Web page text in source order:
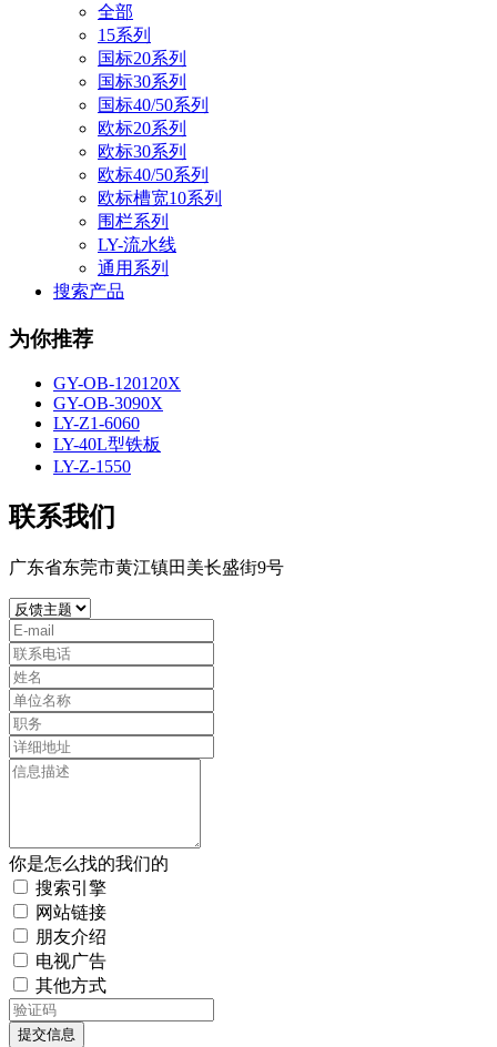
全部
15系列
国标20系列
国标30系列
国标40/50系列
欧标20系列
欧标30系列
欧标40/50系列
欧标槽宽10系列
围栏系列
LY-流水线
通用系列
搜索产品
为你推荐
GY-OB-120120X
GY-OB-3090X
LY-Z1-6060
LY-40L型铁板
LY-Z-1550
联系我们
广东省东莞市黄江镇田美长盛街9号
你是怎么找的我们的
搜索引擎
网站链接
朋友介绍
电视广告
其他方式
提交信息